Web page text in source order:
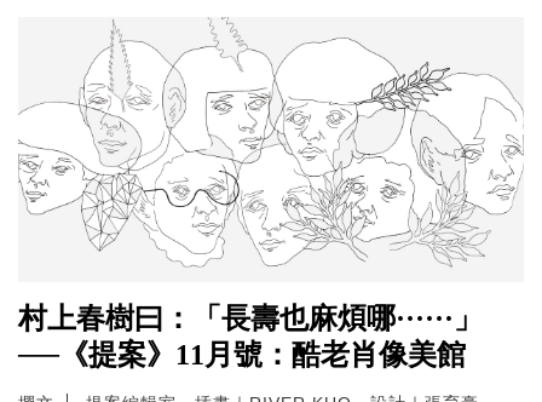
村上春樹曰：「長壽也麻煩哪······」
──《提案》11月號：酷老肖像美館